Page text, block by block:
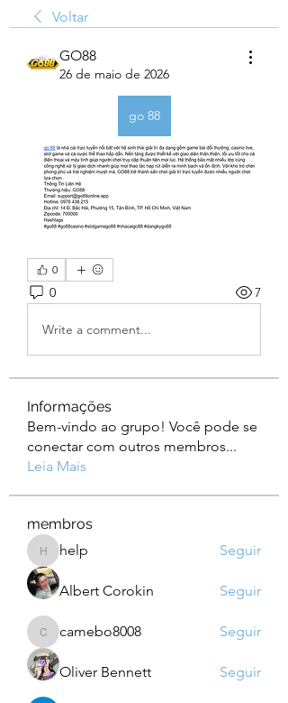
Voltar
GO88
26 de maio de 2026
go 88
0
0 7
Write a comment...
Informações
Bem-vindo ao grupo! Você pode se
conectar com outros membros...
Leia Mais
membros
helphelp Seguir
Albert Corokin Seguir
camebo8008
camebo8008 Seguir
Oliver Bennett Seguir